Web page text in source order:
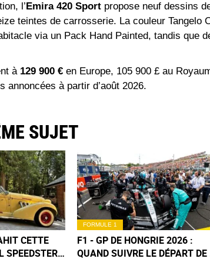
l’Emira 420 Sport propose neuf dessins
teintes de carrosserie. La couleur Tangelo
via un Pack Hand Painted, tandis que
à 129 900 € en Europe, 105 900 £ au
annoncées à partir d’août 2026.
SUJET
CETTE
SPEEDSTER
FORMULE 1
F1 - GP DE HONGRIE 2026 :
QUAND SUIVRE LE DÉPART DE